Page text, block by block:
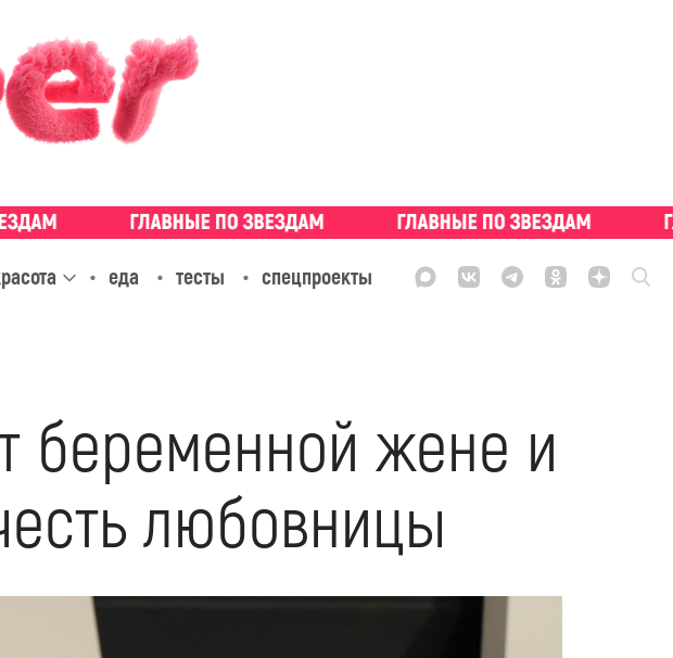
еда тесты спецпроекты
беременной жене и
любовницы